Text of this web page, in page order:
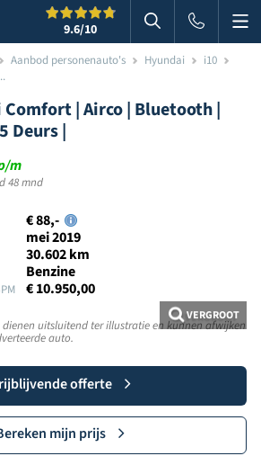
9.6/10 Zoeken in
Aanbod personenauto's Hyundai
i10
| Airco | Bluetooth |
Deurs |
m
48 mnd
€ 88,-
mei 2019
30.602 km
Benzine
€ 10.950,00
VERGROOT
uitsluitend ter illustratie en kunnen afwijken
auto.
offerte
mijn prijs